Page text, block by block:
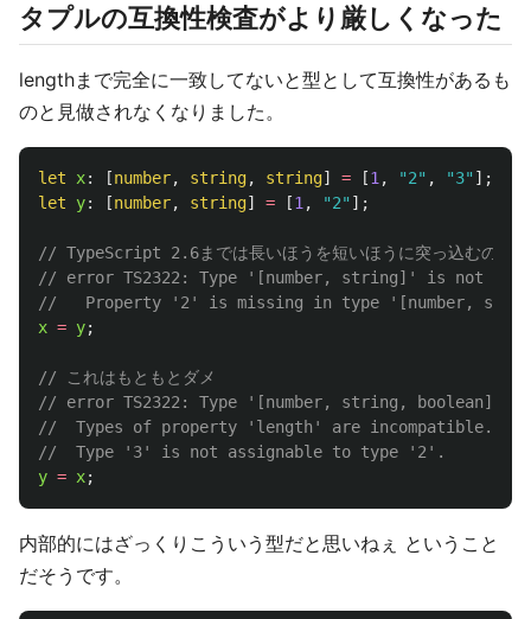
タプルの互換性検査がより厳しくなった
lengthまで完全に一致してないと型として互換性があるも
のと見做されなくなりました。
let x: [number, string, string] = [1 , "2" , "3" ];
let
y: [number, string] = [1 , "2" ];
// TypeScript 2.6までは長いほうを短いほうに突っ込むのは
// error TS2322: Type '[number, string]' is not
//   Property '2' is missing in type '[number,
x = y;
// これはもともとダメ
// error TS2322: Type '[number, string, boolean]'
//  Types of property 'length' are incompatible.
//  Type '3' is not assignable to type '2'.
y = x;
内部的にはざっくりこういう型だと思いねぇ ということ
だそうです。